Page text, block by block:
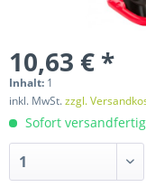
10,63 € *
Inhalt: 1
inkl. MwSt.zzgl.
Sofort